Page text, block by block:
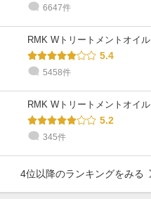
6647件
RMK Wトリートメントオイ
5.4
5458件
RMK Wトリートメントオイ
5.2
345件
4位以降のランキングをみる